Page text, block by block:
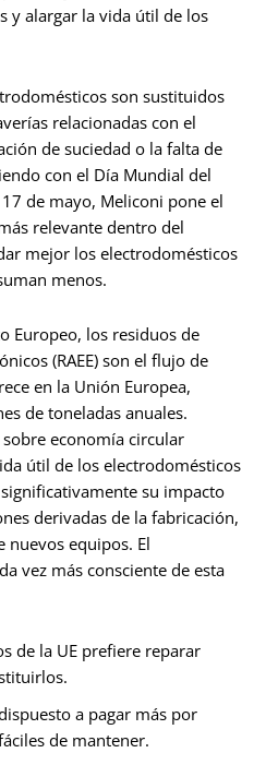
y alargar la vida útil de los
son sustituidos
relacionadas con el
de suciedad o la falta de
con el Día Mundial del
de mayo, Meliconi pone el
relevante dentro del
mejor los electrodomésticos
menos.
Europeo, los residuos de
(RAEE) son el flujo de
en la Unión Europea,
de toneladas anuales.
economía circular
útil de los electrodomésticos
su impacto
derivadas de la fabricación,
equipos. El
vez más consciente de esta
de la UE prefiere reparar
a pagar más por
de mantener.